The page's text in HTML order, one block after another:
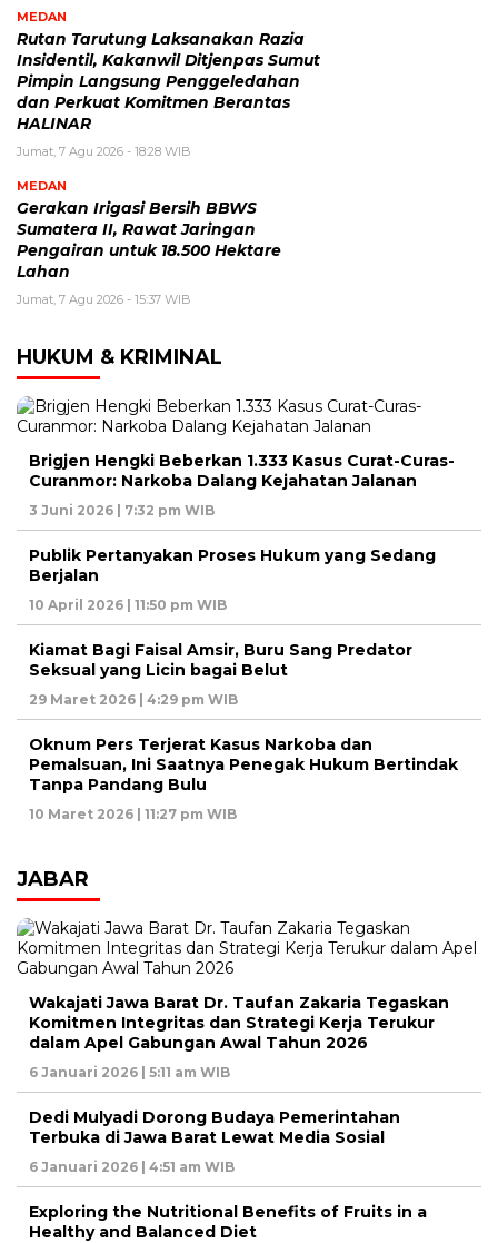
MEDAN
Rutan Tarutung Laksanakan Razia
Insidentil, Kakanwil Ditjenpas Sumut
Pimpin Langsung Penggeledahan
dan Perkuat Komitmen Berantas
HALINAR
Jumat, 7 Agu 2026 - 18:28 WIB
MEDAN
Gerakan Irigasi Bersih BBWS
Sumatera II, Rawat Jaringan
Pengairan untuk 18.500 Hektare
Lahan
Jumat, 7 Agu 2026 - 15:37 WIB
HUKUM & KRIMINAL
Brigjen Hengki Beberkan 1.333 Kasus Curat-Curas-
Curanmor: Narkoba Dalang Kejahatan Jalanan
3 Juni 2026 | 7:32 pm WIB
Publik Pertanyakan Proses Hukum yang Sedang
Berjalan
10 April 2026 | 11:50 pm WIB
Kiamat Bagi Faisal Amsir, Buru Sang Predator
Seksual yang Licin bagai Belut
29 Maret 2026 | 4:29 pm WIB
Oknum Pers Terjerat Kasus Narkoba dan
Pemalsuan, Ini Saatnya Penegak Hukum Bertindak
Tanpa Pandang Bulu
10 Maret 2026 | 11:27 pm WIB
JABAR
Wakajati Jawa Barat Dr. Taufan Zakaria Tegaskan
Komitmen Integritas dan Strategi Kerja Terukur
dalam Apel Gabungan Awal Tahun 2026
6 Januari 2026 | 5:11 am WIB
Dedi Mulyadi Dorong Budaya Pemerintahan
Terbuka di Jawa Barat Lewat Media Sosial
6 Januari 2026 | 4:51 am WIB
Exploring the Nutritional Benefits of Fruits in a
Healthy and Balanced Diet